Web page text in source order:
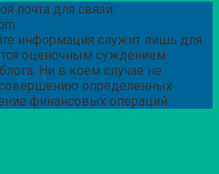
почта для связи:
информация служит лишь для
оценочным суждением
Ни в коем случае не
определенных
финансовых операций.